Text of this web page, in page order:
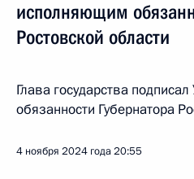
исполняющим
Ростовской области
Глава государства
обязанности Губернатора
4 ноября 2024 года20:55